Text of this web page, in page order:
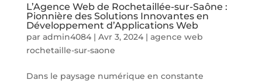
L’Agence Web de Rochetaillée-sur-Saône :
Pionnière des Solutions Innovantes en
Développement d’Applications Web
par admin4084| Avr 3, 2024| agence web
rochetaille-sur-saone
Dans le paysage numérique en constante